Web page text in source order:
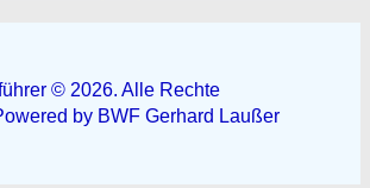
© 2026. Alle Rechte
by BWF Gerhard Laußer